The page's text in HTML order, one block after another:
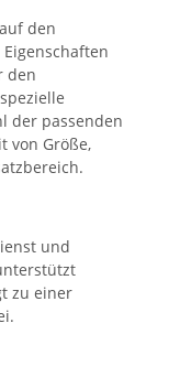
den
den
der passenden
von Größe,
und
zu einer